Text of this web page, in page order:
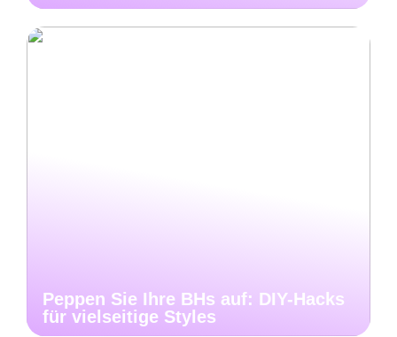
Peppen Sie Ihre BHs auf: DIY-Hacks
für vielseitige Styles